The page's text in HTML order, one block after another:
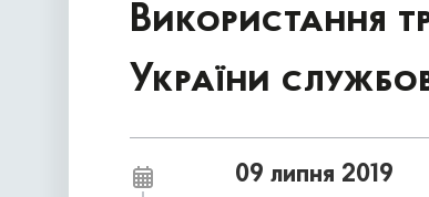
Використання
України
09 липня 2019